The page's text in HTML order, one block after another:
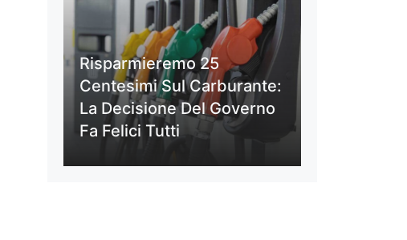
Risparmieremo 25
Centesimi Sul Carburante:
La Decisione Del Governo
Fa Felici Tutti